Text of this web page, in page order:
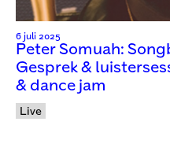
6 juli 2025
Peter Somuah:
Gesprek &
& dance jam
Live